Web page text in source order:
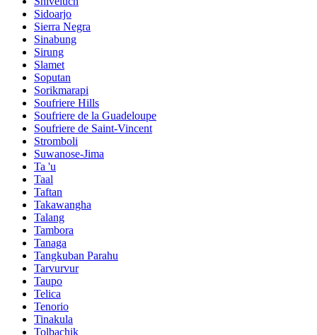
Sidoarjo
Sierra Negra
Sinabung
Sirung
Slamet
Soputan
Sorikmarapi
Soufriere Hills
Soufriere de la Guadeloupe
Soufriere de Saint-Vincent
Stromboli
Suwanose-Jima
Ta 'u
Taal
Taftan
Takawangha
Talang
Tambora
Tanaga
Tangkuban Parahu
Tarvurvur
Taupo
Telica
Tenorio
Tinakula
Tolbachik